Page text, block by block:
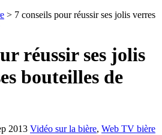
> 7 conseils pour réussir ses jolis verres
réussir ses jolis
bouteilles de
2013 Vidéo sur la bière, Web TV bière